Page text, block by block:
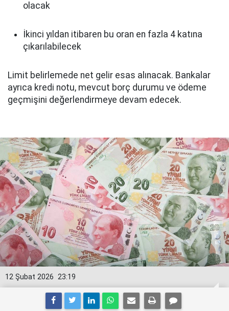
olacak
İkinci yıldan itibaren bu oran en fazla 4 katına
çıkarılabilecek
Limit belirlemede net gelir esas alınacak. Bankalar
ayrıca kredi notu, mevcut borç durumu ve ödeme
geçmişini değerlendirmeye devam edecek.
23:19
12 Şubat 2026